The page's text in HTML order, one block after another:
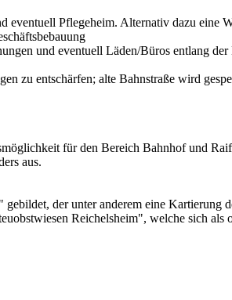
eventuell Pflegeheim. Alternativ dazu eine
und eventuell Läden/Büros entlang der
zu entschärfen; alte Bahnstraße wird
für den Bereich Bahnhof und
aus.
der unter anderem eine Kartierung
Reichelsheim", welche sich